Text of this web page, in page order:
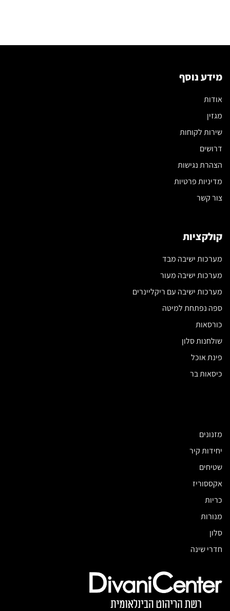
מידע נוסף
אודות
מגזין
שירות לקוחות
דרושים
הצהרת נגישות
מדיניות פרטיות
צור קשר
קולקציות
מערכות ישיבה מבד
מערכות ישיבה מעור
מערכות ישיבה עם ריקליינרים
ספה נפתחת למיטה
כורסאות
שולחנות סלון
פינת אוכל
כיסאות בר
מזנונים
יחידות קיר
שטיחים
אקססוריז
כריות
מנורות
סלון
חדרי שינה